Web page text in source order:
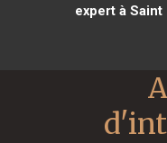
expert à Saint